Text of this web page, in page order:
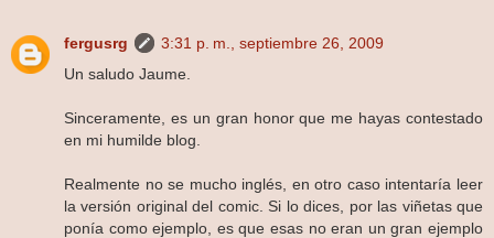
fergusrg
3:31 p. m., septiembre 26, 2009
Un saludo Jaume.
Sinceramente, es un gran honor que me hayas contestado
en mi humilde blog.
Realmente no se mucho inglés, en otro caso intentaría leer
la versión original del comic. Si lo dices, por las viñetas que
ponía como ejemplo, es que esas no eran un gran ejemplo